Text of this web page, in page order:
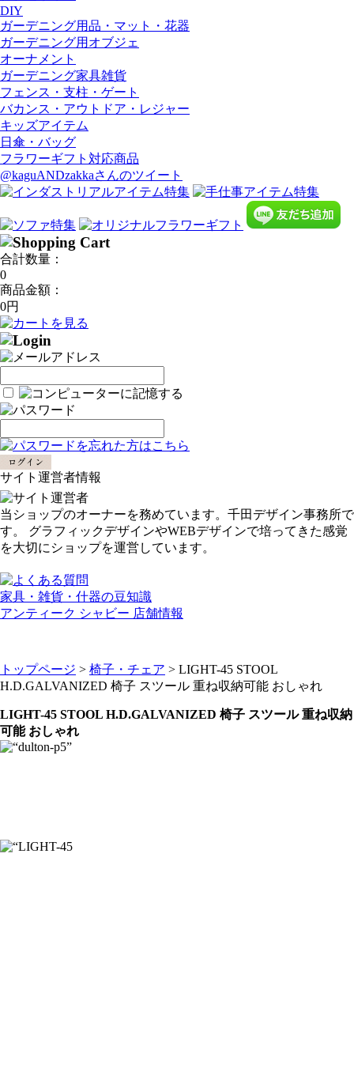
DIY
ガーデニング用品・マット・花器
ガーデニング用オブジェ
オーナメント
ガーデニング家具雑貨
フェンス・支柱・ゲート
バカンス・アウトドア・レジャー
キッズアイテム
日傘・バッグ
フラワーギフト対応商品
@kaguANDzakkaさんのツイート
合計数量：
0
商品金額：
0円
サイト運営者情報
当ショップのオーナーを務めています。千田デザイン事務所で
す。 グラフィックデザインやWEBデザインで培ってきた感覚
を大切にショップを運営しています。
家具・雑貨・什器の豆知識
アンティーク シャビー 店舗情報
トップページ > 椅子・チェア > LIGHT-45 STOOL
H.D.GALVANIZED 椅子 スツール 重ね収納可能 おしゃれ
LIGHT-45 STOOL H.D.GALVANIZED 椅子 スツール 重ね収納
可能 おしゃれ